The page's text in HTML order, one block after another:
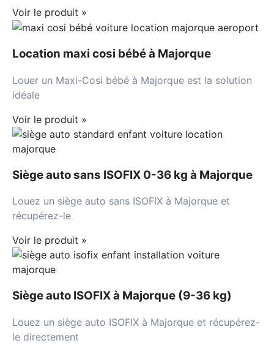
Voir le produit »
Location maxi cosi bébé à Majorque
Louer un Maxi-Cosi bébé à Majorque est la solution
idéale
Voir le produit »
Siège auto sans ISOFIX 0-36 kg à Majorque
Louez un siège auto sans ISOFIX à Majorque et
récupérez-le
Voir le produit »
Siège auto ISOFIX à Majorque (9-36 kg)
Louez un siège auto ISOFIX à Majorque et récupérez-
le directement